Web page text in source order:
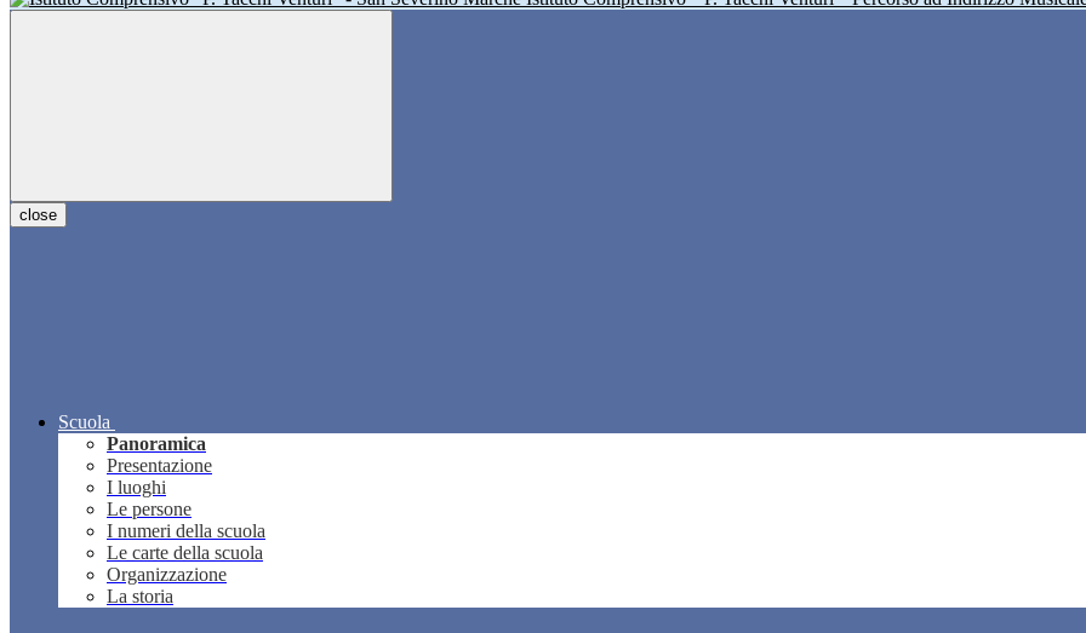
close
Scuola
Panoramica
Presentazione
I luoghi
Le persone
I numeri della scuola
Le carte della scuola
Organizzazione
La storia